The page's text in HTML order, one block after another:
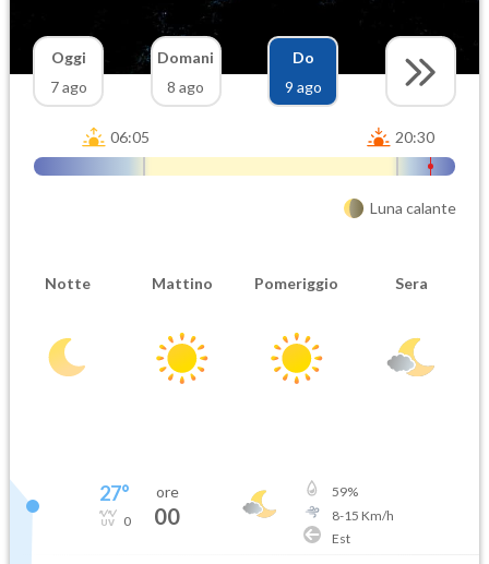
Oggi
7 ago
Domani
8 ago
Do
9 ago
06:05 20:30
Luna calante
Notte Mattino Pomeriggio Sera
27°
0
ore
00
59%
8-15 Km/h
Est